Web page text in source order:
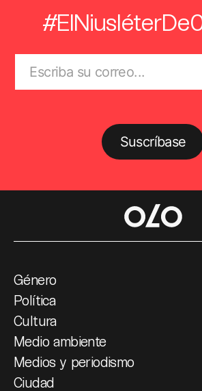
Suscríbase
Género
Política
Cultura
Medio ambiente
Medios y periodismo
Ciudad